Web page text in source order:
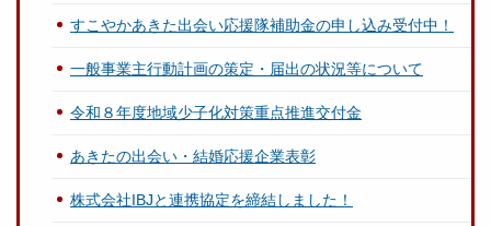
すこやかあきた出会い応援隊補助金の申し込み受付中！
一般事業主行動計画の策定・届出の状況等について
令和８年度地域少子化対策重点推進交付金
あきたの出会い・結婚応援企業表彰
株式会社IBJと連携協定を締結しました！